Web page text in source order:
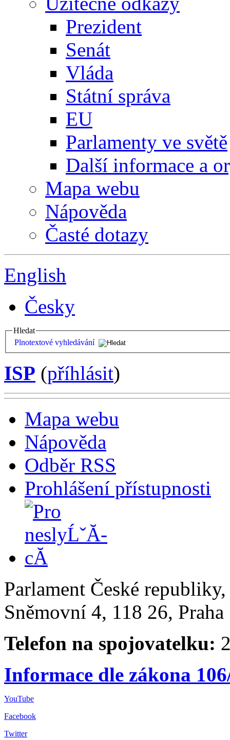
Prezident
Senát
Vláda
Státní správa
EU
Parlamenty ve světě
Další informace a
Mapa webu
Nápověda
Časté dotazy
English
Česky
Hledat
Plnotextové vyhledávání
ISP (příhlásit)
Mapa webu
Nápověda
Odběr RSS
Prohlášení přístupnosti
Parlament České
Sněmovní 4, 118 26,
Telefon na spojovatelku:
Informace dle zákona
YouTube
Facebook
Twitter